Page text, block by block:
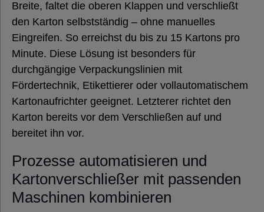
Breite, faltet die oberen Klappen und verschließt
den Karton selbstständig – ohne manuelles
Eingreifen. So erreichst du bis zu 15 Kartons pro
Minute. Diese Lösung ist besonders für
durchgängige Verpackungslinien mit
Fördertechnik, Etikettierer oder vollautomatischem
Kartonaufrichter geeignet. Letzterer richtet den
Karton bereits vor dem Verschließen auf und
bereitet ihn vor.
Prozesse automatisieren und
Kartonverschließer mit passenden
Maschinen kombinieren